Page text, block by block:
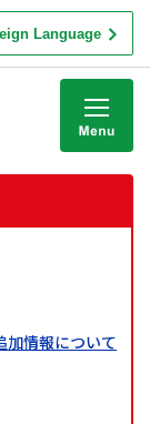
Language
加情報について